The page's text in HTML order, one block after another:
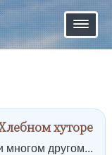
хуторе
многом другом...